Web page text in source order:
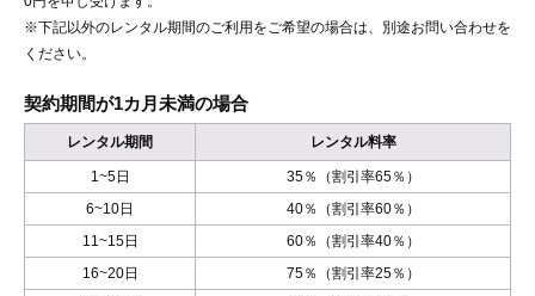
※下記以外のレンタル期間のご利用をご希望の場合は、別途お問い合わせを
ください。
契約期間が1カ月未満の場合
レンタル期間 レンタル料率
1~5日
35％（割引率65％）
6~10日
40％（割引率60％）
11~15日
60％（割引率40％）
16~20日
75％（割引率25％）